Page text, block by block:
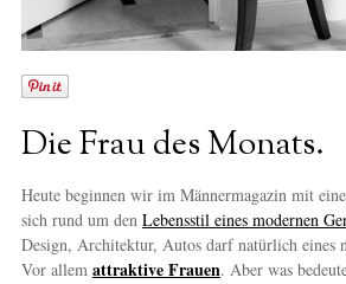
Die Frau des Monats.
Heute beginnen wir im Männermagazin mit
sich rund um den Lebensstil eines modernen
Design, Architektur, Autos darf natürlich eines
Vor allem attraktive Frauen. Aber was